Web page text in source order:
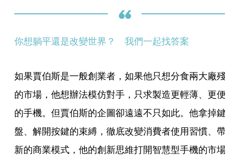
你想躺平還是改變世界？　我們一起找答案
如果賈伯斯是一般創業者，如果他只想分食兩大廠殘
的市場，他想辦法模仿對手，只求製造更輕薄、更便
的手機。但賈伯斯的企圖卻遠遠不只如此。他拿掉鍵
盤、解開按鍵的束縛，徹底改變消費者使用習慣、帶
新的商業模式，他的創新思維打開智慧型手機的市場